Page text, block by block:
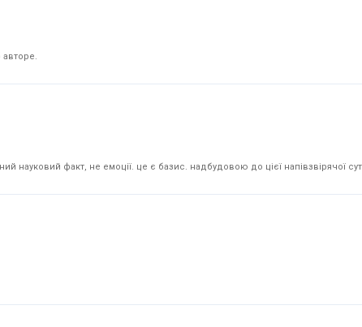
факт, не емоції. це є базис. надбудовою до цієї напівзвірячої